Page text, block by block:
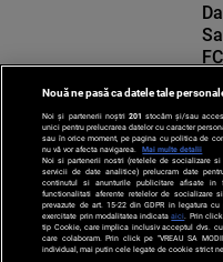
SPORT
Nouă ne pasă ca datele tale
Noi și partenerii noștri 201 stocăm și/sau
unici pentru prelucrarea datelor cu caracter
sau în orice moment, pe pagina cu politica de
nu vă vor afecta navigarea.
Mai multe detalii
Noi si partenerii nostri (retelele de socializare
servicii de date analitice) prelucram date
continutul si anunturile publicitare afisate
functionalitati aferente retelelor de socializare
prevazute de art. 15-22 din GDPR in legatura
exercitate prin modalitatea indicataaici . Prin
tip Cookie, care implica inclusiv acceptul dvs.
care colaboram. Prin click pe “VREAU SA
individual, mai putin cele legate de cookie strict